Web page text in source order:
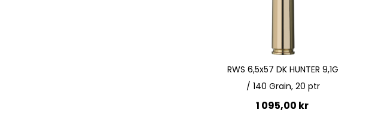
RWS 6,5x57 DK HUNTER 9,1G
/ 140 Grain, 20 ptr
1 095,00 kr